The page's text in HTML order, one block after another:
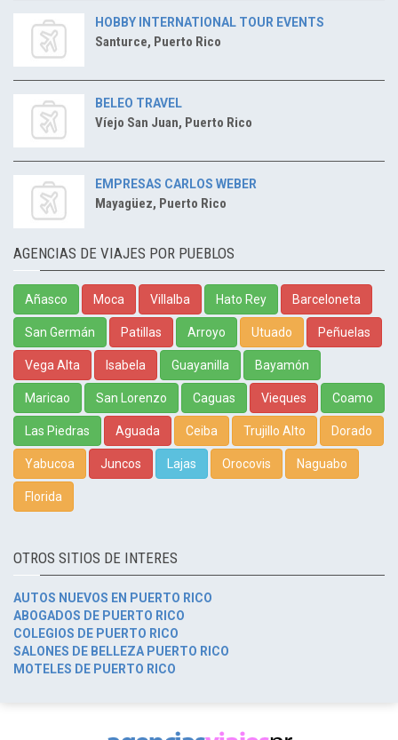
HOBBY INTERNATIONAL TOUR EVENTS
Santurce, Puerto Rico
BELEO TRAVEL
Víejo San Juan, Puerto Rico
EMPRESAS CARLOS WEBER
Mayagüez, Puerto Rico
AGENCIAS DE VIAJES POR PUEBLOS
Añasco Moca Villalba Hato Rey Barceloneta
San Germán Patillas Arroyo Utuado Peñuelas
Vega Alta Isabela Guayanilla Bayamón
Maricao San Lorenzo Caguas Vieques Coamo
Las Piedras Aguada Ceiba Trujillo Alto Dorado
Yabucoa Juncos Lajas Orocovis Naguabo
Florida
OTROS SITIOS DE INTERES
AUTOS NUEVOS EN PUERTO RICO
ABOGADOS DE PUERTO RICO
COLEGIOS DE PUERTO RICO
SALONES DE BELLEZA PUERTO RICO
MOTELES DE PUERTO RICO